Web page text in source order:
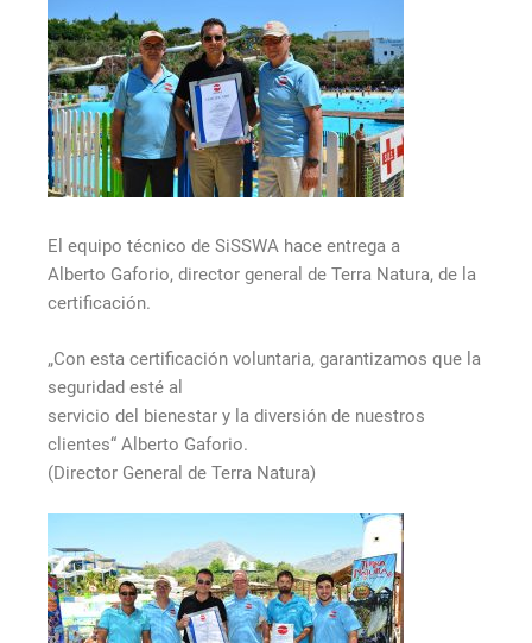
El equipo técnico de SiSSWA hace entrega a
Alberto Gaforio, director general de Terra Natura, de la
certificación.
„Con esta certificación voluntaria, garantizamos que la
seguridad esté al
servicio del bienestar y la diversión de nuestros
clientes“ Alberto Gaforio.
(Director General de Terra Natura)